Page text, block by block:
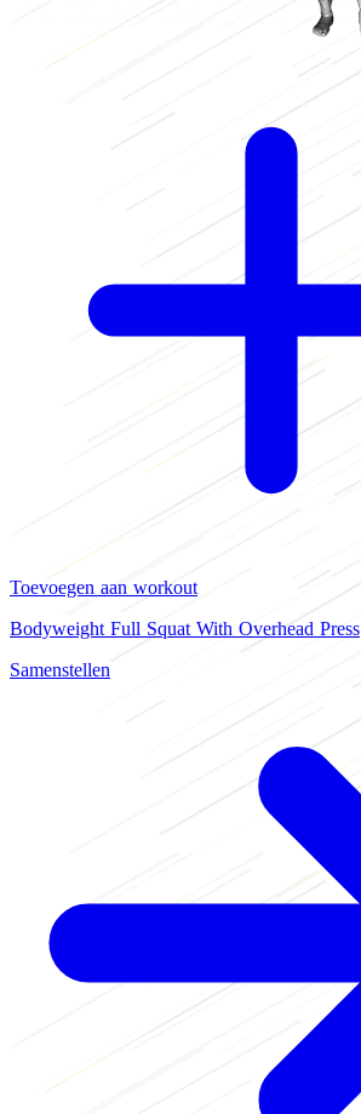
Toevoegen aan workout
Bodyweight Full Squat With Overhead Press
Samenstellen